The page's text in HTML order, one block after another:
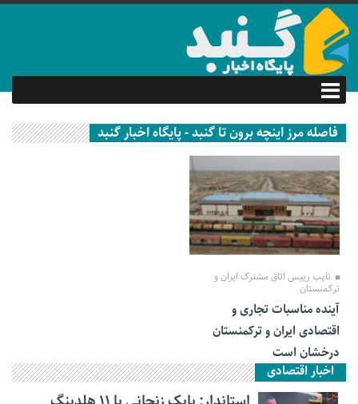
فاصله مرز اینچه برون تا گنبد - پایگاه اخبار گنبد
28 مهر 1401
نایب رییس اتاق مشترک ایران و
ترکمنستان
آینده مناسبات تجاری و
اقتصادی ایران و ترکمنستان
درخشان است
اخبار اقتصادی